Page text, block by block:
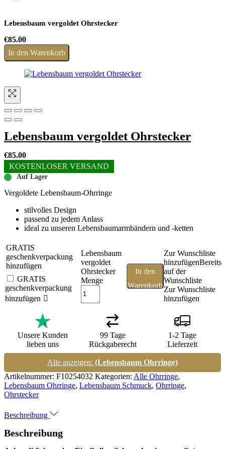
Lebensbaum vergoldet Ohrstecker
€85.00
In den Warenkorb
Lebensbaum vergoldet Ohrstecker
€85.00
KOSTENLOSER VERSAND
Auf Lager
Vergoldete Lebensbaum-Ohrringe
stilvolles Design
passend zu jedem Anlass
ideal zu unseren Lebensbaumarmbändern und -ketten
GRATIS
geschenkverpackung
hinzufügen
GRATIS
geschenkverpackung
hinzufügen
Lebensbaum
vergoldet
Ohrstecker
Menge
In den
Warenkorb
Zur Wunschliste
hinzufügenBereits
auf der
Wunschliste
Zur Wunschliste
hinzufügen
Unsere Kunden
lieben uns
99 Tage
Rückgaberecht
1-2 Tage
Lieferzeit
Alle anzeigen: (Lebensbaum Ohrringe)
Artikelnummer: F10254032 Kategorien: Alle Ohrringe,
Lebensbaum Ohrringe, Lebensbaum Schmuck, Ohrringe,
Ohrstecker
Beschreibung
Beschreibung